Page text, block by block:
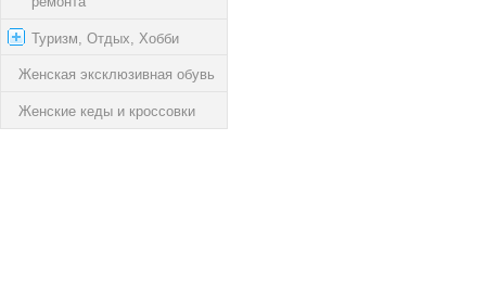
Туризм, Отдых, Хобби
Женская эксклюзивная обувь
Женские кеды и кроссовки